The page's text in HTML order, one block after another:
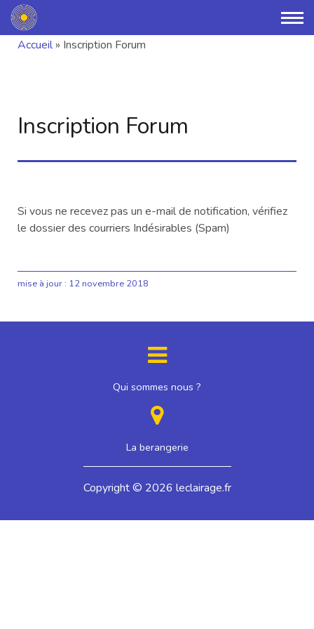
Accueil» Inscription Forum
Inscription Forum
Si vous ne recevez pas un e-mail de notification, vérifiez
le dossier des courriers Indésirables (Spam)
mise à jour : 12 novembre 2018
Qui sommes nous ?
La berangerie
Copyright © 2026 leclairage.fr